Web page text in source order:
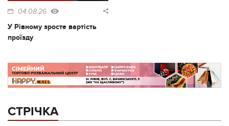
04.08.26
У Рівному зросте вартість
проїзду
СТРІЧКА